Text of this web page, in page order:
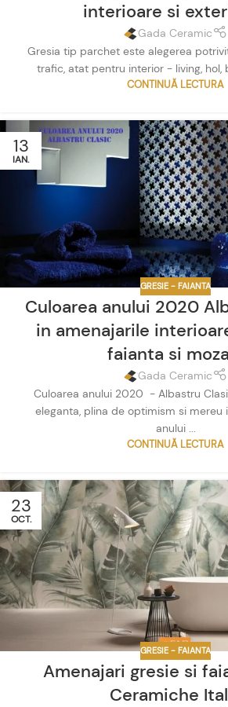
interioare si
Gada Ceramic
Gresia tip parchet este alegerea
trafic, atat pentru interior - living, hol,
CONTINUĂ LECTURA
13
IAN.
GRESIE - FAIANTA
Culoarea anului 2020
in amenajarile
faianta si
Gada Ceramic
Culoarea anului 2020 - Albastru
eleganta, plina de optimism si mereu
anului ...
CONTINUĂ LECTURA
23
OCT.
GRESIE - FAIANTA
Amenajari gresie si
Ceramiche